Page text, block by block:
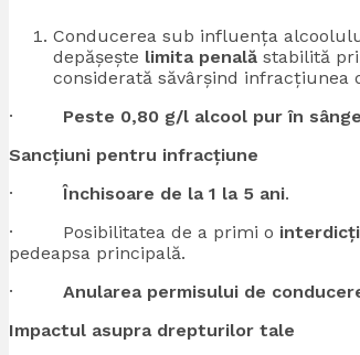
Conducerea sub influența
depășește limita penală stabilită
considerată săvârșind infracțiunea
· Peste 0,80 g/l alcool pur în sânge
Sancțiuni pentru infracțiune
·Închisoare de la 1 la 5 ani.
· Posibilitatea de a primi o
pedeapsa principală.
· Anularea permisului de
Impactul asupra drepturilor tale